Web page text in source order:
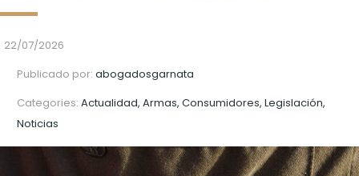
22/07/2026
Publicado por: abogadosgarnata
Categories: Actualidad, Armas, Consumidores, Legislación,
Noticias